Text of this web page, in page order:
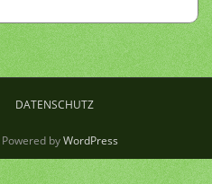
DATENSCHUTZ
Powered byWordPress